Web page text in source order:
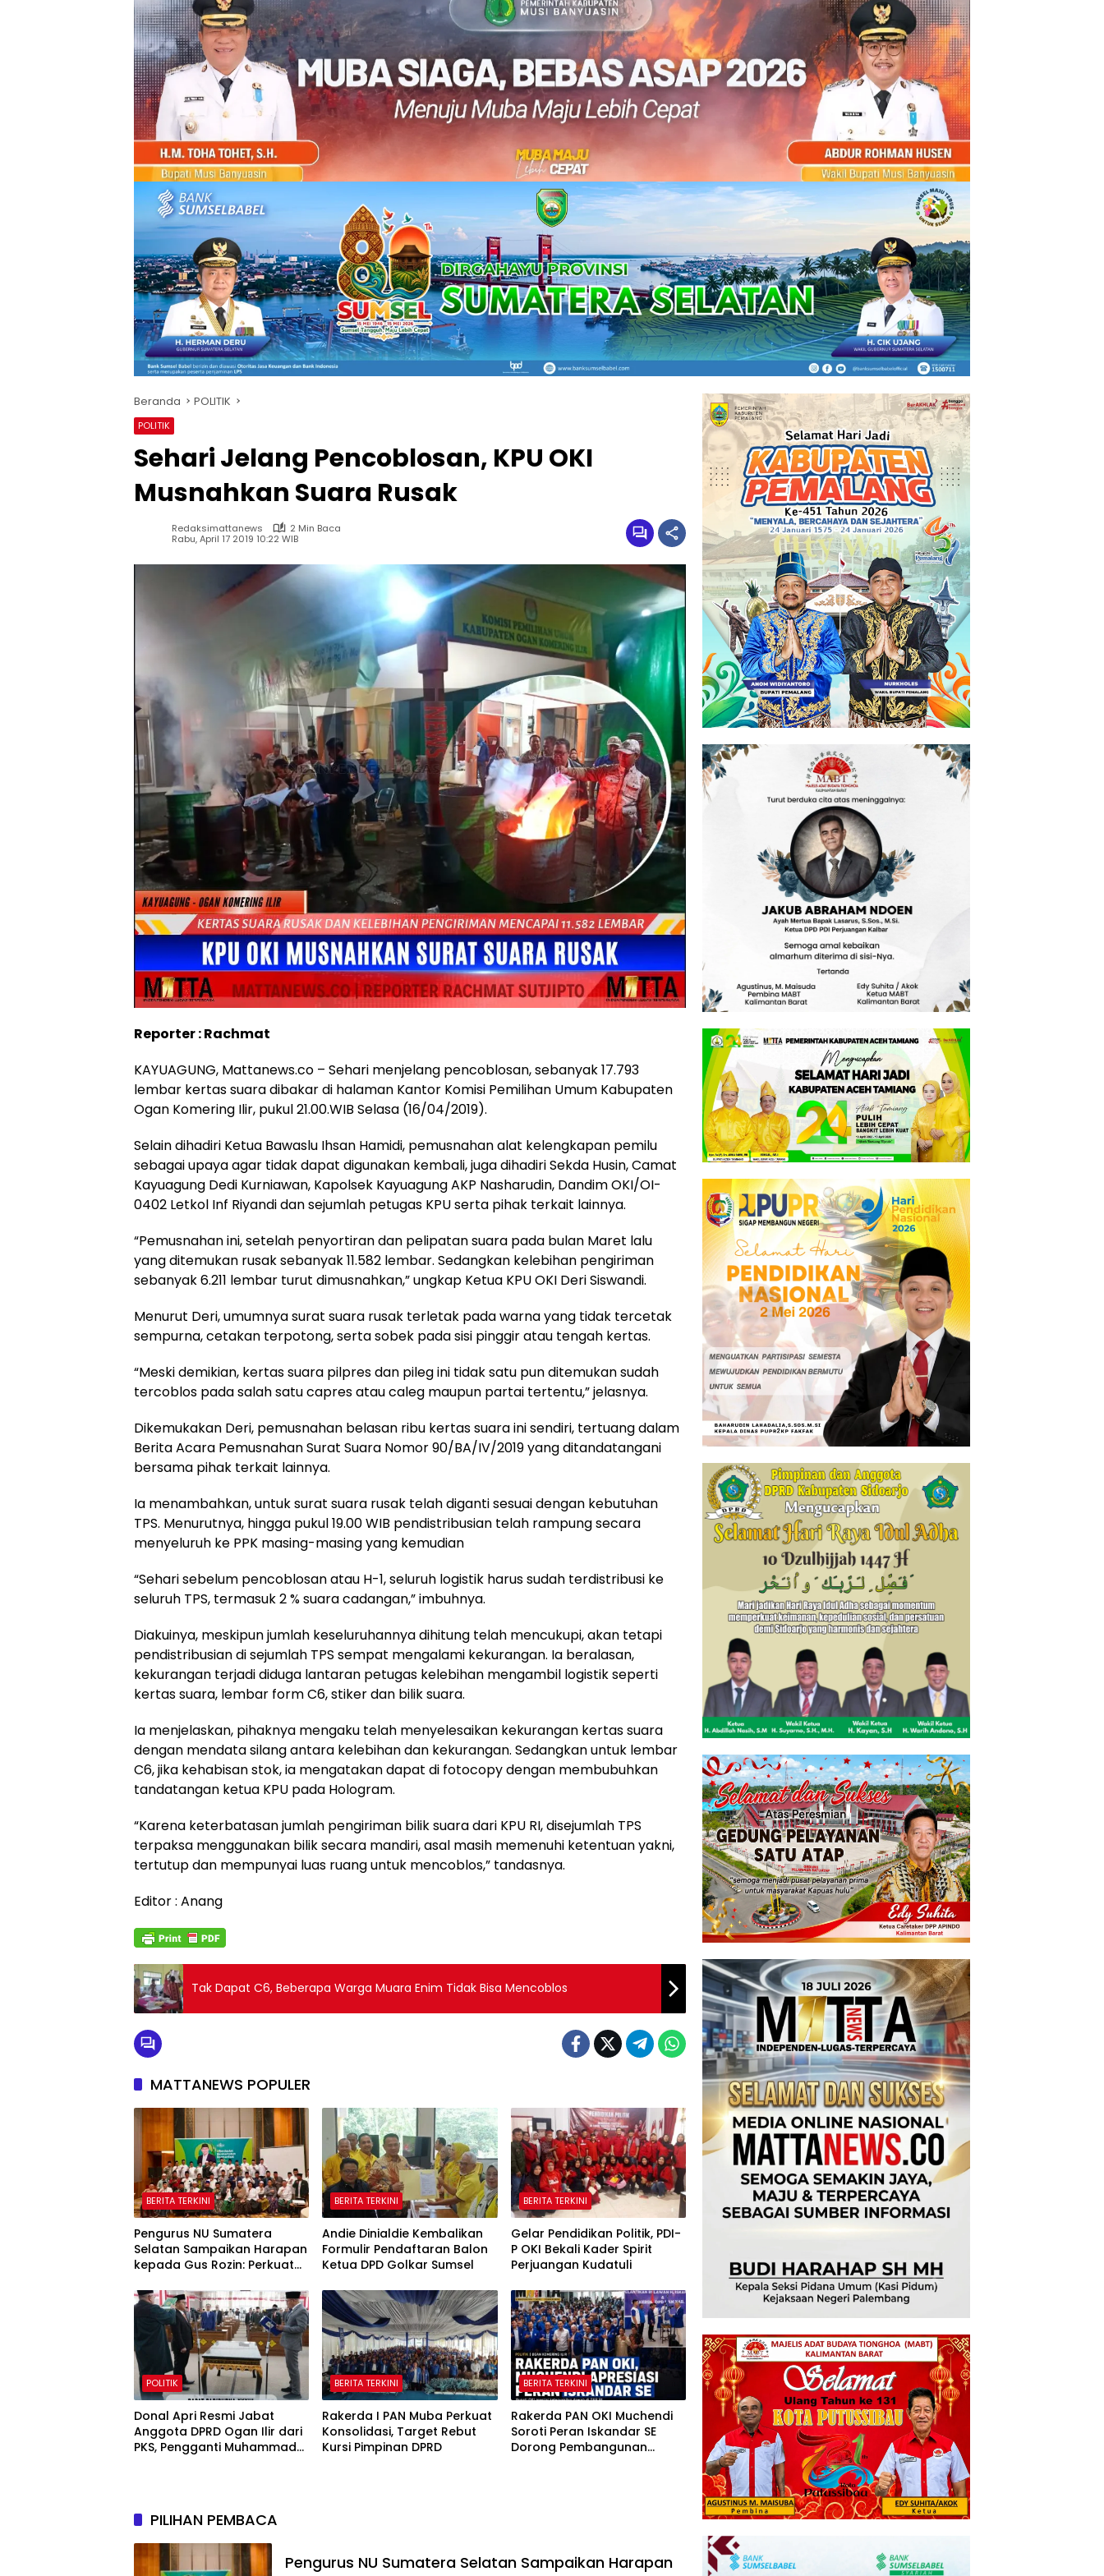
Beranda POLITIK
POLITIK
Sehari Jelang Pencoblosan, KPU OKI
Musnahkan Suara Rusak
Redaksimattanews
2 Min Baca
Rabu, April 17 2019 10:22 WIB
Reporter : Rachmat
KAYUAGUNG, Mattanews.co – Sehari menjelang pencoblosan, sebanyak 17.793
lembar kertas suara dibakar di halaman Kantor Komisi Pemilihan Umum Kabupaten
Ogan Komering Ilir, pukul 21.00.WIB Selasa (16/04/2019).
Selain dihadiri Ketua Bawaslu Ihsan Hamidi, pemusnahan alat kelengkapan pemilu
sebagai upaya agar tidak dapat digunakan kembali, juga dihadiri Sekda Husin, Camat
Kayuagung Dedi Kurniawan, Kapolsek Kayuagung AKP Nasharudin, Dandim OKI/OI-
0402 Letkol Inf Riyandi dan sejumlah petugas KPU serta pihak terkait lainnya.
“Pemusnahan ini, setelah penyortiran dan pelipatan suara pada bulan Maret lalu
yang ditemukan rusak sebanyak 11.582 lembar. Sedangkan kelebihan pengiriman
sebanyak 6.211 lembar turut dimusnahkan,” ungkap Ketua KPU OKI Deri Siswandi.
Menurut Deri, umumnya surat suara rusak terletak pada warna yang tidak tercetak
sempurna, cetakan terpotong, serta sobek pada sisi pinggir atau tengah kertas.
“Meski demikian, kertas suara pilpres dan pileg ini tidak satu pun ditemukan sudah
tercoblos pada salah satu capres atau caleg maupun partai tertentu,” jelasnya.
Dikemukakan Deri, pemusnahan belasan ribu kertas suara ini sendiri, tertuang dalam
Berita Acara Pemusnahan Surat Suara Nomor 90/BA/IV/2019 yang ditandatangani
bersama pihak terkait lainnya.
Ia menambahkan, untuk surat suara rusak telah diganti sesuai dengan kebutuhan
TPS. Menurutnya, hingga pukul 19.00 WIB pendistribusian telah rampung secara
menyeluruh ke PPK masing-masing yang kemudian
“Sehari sebelum pencoblosan atau H-1, seluruh logistik harus sudah terdistribusi ke
seluruh TPS, termasuk 2 % suara cadangan,” imbuhnya.
Diakuinya, meskipun jumlah keseluruhannya dihitung telah mencukupi, akan tetapi
pendistribusian di sejumlah TPS sempat mengalami kekurangan. Ia beralasan,
kekurangan terjadi diduga lantaran petugas kelebihan mengambil logistik seperti
kertas suara, lembar form C6, stiker dan bilik suara.
Ia menjelaskan, pihaknya mengaku telah menyelesaikan kekurangan kertas suara
dengan mendata silang antara kelebihan dan kekurangan. Sedangkan untuk lembar
C6, jika kehabisan stok, ia mengatakan dapat di fotocopy dengan membubuhkan
tandatangan ketua KPU pada Hologram.
“Karena keterbatasan jumlah pengiriman bilik suara dari KPU RI, disejumlah TPS
terpaksa menggunakan bilik secara mandiri, asal masih memenuhi ketentuan yakni,
tertutup dan mempunyai luas ruang untuk mencoblos,” tandasnya.
Editor : Anang
Tak Dapat C6, Beberapa Warga Muara Enim Tidak Bisa Mencoblos
MATTANEWS POPULER
BERITA TERKINI
Pengurus NU Sumatera
Selatan Sampaikan Harapan
kepada Gus Rozin: Perkuat
BERITA TERKINI
Andie Dinialdie Kembalikan
Formulir Pendaftaran Balon
Ketua DPD Golkar Sumsel
BERITA TERKINI
Gelar Pendidikan Politik, PDI-
P OKI Bekali Kader Spirit
Perjuangan Kudatuli
POLITIK
Donal Apri Resmi Jabat
Anggota DPRD Ogan Ilir dari
PKS, Pengganti Muhammad
BERITA TERKINI
Rakerda I PAN Muba Perkuat
Konsolidasi, Target Rebut
Kursi Pimpinan DPRD
BERITA TERKINI
Rakerda PAN OKI Muchendi
Soroti Peran Iskandar SE
Dorong Pembangunan
PILIHAN PEMBACA
Pengurus NU Sumatera Selatan Sampaikan Harapan